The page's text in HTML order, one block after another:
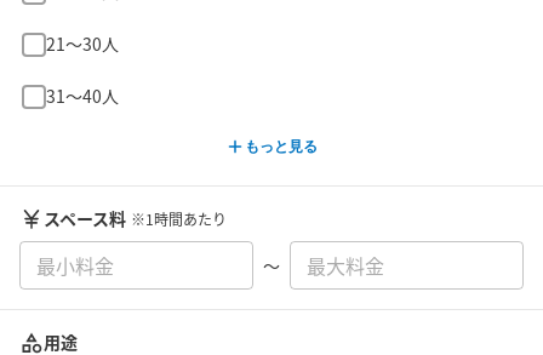
21〜30人
31〜40人
もっと見る
スペース料 ※1時間あたり
〜
用途